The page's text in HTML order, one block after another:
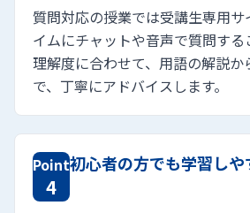
質問対応の授業では受講生専用サ
イムにチャットや音声で質問する
理解度に合わせて、用語の解説か
で、丁寧にアドバイスします。
Point
4
初心者の方でも学習しや